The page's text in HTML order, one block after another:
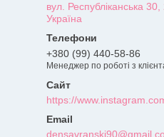
вул. Республіканська
Україна
+380 (99) 440-58-86
Менеджер по роботі з